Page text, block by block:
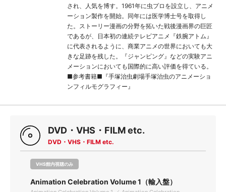
され、人気を博す。1961年に虫プロを設立し、アニメ
ーション製作を開始。同年には医学博士号を取得し
た。ストーリー漫画の分野を拓いた戦後漫画界の巨匠
であるが、日本初の連続テレビアニメ『鉄腕アトム』
に代表されるように、商業アニメの世界においても大
きな足跡を残した。『ジャンピング』などの実験アニ
メーションにおいても国際的に高い評価を得ている。
■参考書籍■『手塚治虫劇場手塚治虫のアニメーショ
ンフィルモグラフィー』
DVD・VHS・FILM etc.
DVD・VHS・FILM etc.
VHS館内視聴のみ
Animation Celebration Volume 1（輸入盤）